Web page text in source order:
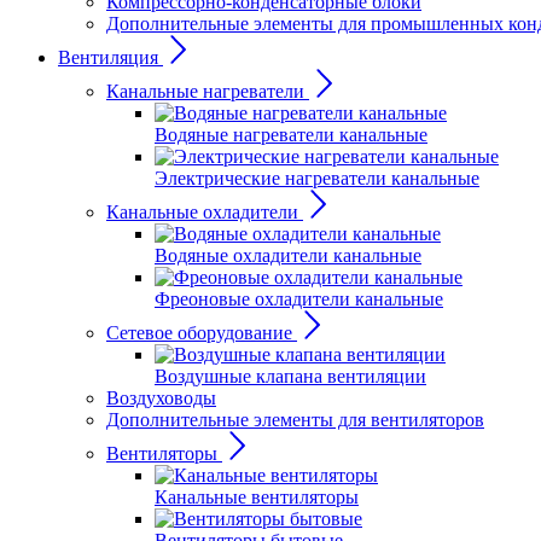
Дополнительные элементы для промышленных
Вентиляция
Канальные нагреватели
Водяные нагреватели канальные
Электрические нагреватели канальные
Канальные охладители
Водяные охладители канальные
Фреоновые охладители канальные
Сетевое оборудование
Воздушные клапана вентиляции
Воздуховоды
Дополнительные элементы для вентиляторов
Вентиляторы
Канальные вентиляторы